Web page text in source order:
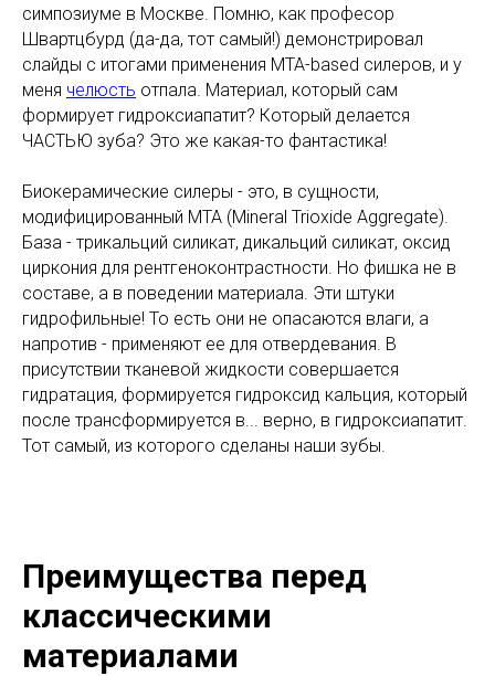
симпозиуме в Москве. Помню, как професор
Швартцбурд (да-да, тот самый!) демонстрировал
слайды с итогами применения MTA-based силеров, и у
меня челюсть отпала. Материал, который сам
формирует гидроксиапатит? Который делается
ЧАСТЬЮ зуба? Это же какая-то фантастика!
Биокерамические силеры - это, в сущности,
модифицированный MTA (Mineral Trioxide Aggregate).
База - трикальций силикат, дикальций силикат, оксид
циркония для рентгеноконтрастности. Но фишка не в
составе, а в поведении материала. Эти штуки
гидрофильные! То есть они не опасаются влаги, а
напротив - применяют ее для отвердевания. В
присутствии тканевой жидкости совершается
гидратация, формируется гидроксид кальция, который
после трансформируется в... верно, в гидроксиапатит.
Тот самый, из которого сделаны наши зубы.
Преимущества перед
классическими
материалами